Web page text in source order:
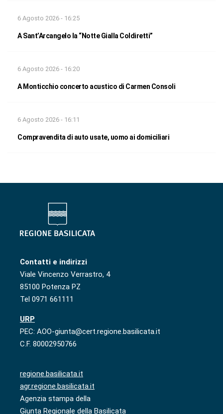
6 Agosto 2026 - 16:25
A Sant’Arcangelo la “Notte Gialla Coldiretti”
6 Agosto 2026 - 16:20
A Monticchio concerto acustico di Carmen Consoli
6 Agosto 2026 - 16:11
Compravendita di auto usate, uomo ai domiciliari
Contatti e indirizzi
Viale Vincenzo Verrastro, 4
85100 Potenza PZ
Tel 0971 661111
URP
PEC: AOO-giunta@cert.regione.basilicata.it
C.F. 80002950766
regione.basilicata.it
agr.regione.basilicata.it
Agenzia stampa della
Giunta Regionale della Basilicata